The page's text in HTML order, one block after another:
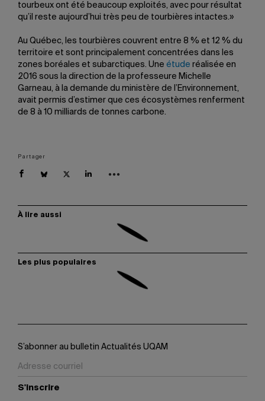
tourbeux ont été beaucoup exploités, avec pour résultat
qu’il reste aujourd’hui très peu de tourbières intactes.»
Au Québec, les tourbières couvrent entre 8 % et 12 % du
territoire et sont principalement concentrées dans les
zones boréales et subarctiques. Une étude réalisée en
2016 sous la direction de la professeure Michelle
Garneau, à la demande du ministère de l’Environnement,
avait permis d’estimer que ces écosystèmes renferment
de 8 à 10 milliards de tonnes carbone.
Partager
À lire aussi
Les plus populaires
S’abonner au bulletin Actualités UQAM
S'inscrire